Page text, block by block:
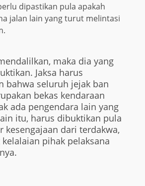
dipastikan pula apakah
jalan lain yang turut melintasi
maka dia yang
Jaksa harus
bahwa seluruh jejak ban
bekas kendaraan
ada pengendara lain yang
itu, harus dibuktikan pula
kesengajaan dari terdakwa,
pihak pelaksana